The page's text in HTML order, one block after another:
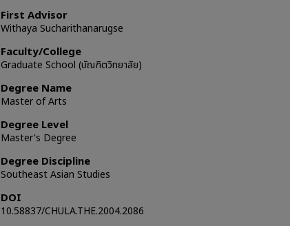
First Advisor
Withaya Sucharithanarugse
Faculty/College
Graduate School (บัณฑิตวิทยาลัย)
Degree Name
Master of Arts
Degree Level
Master's Degree
Degree Discipline
Southeast Asian Studies
DOI
10.58837/CHULA.THE.2004.2086